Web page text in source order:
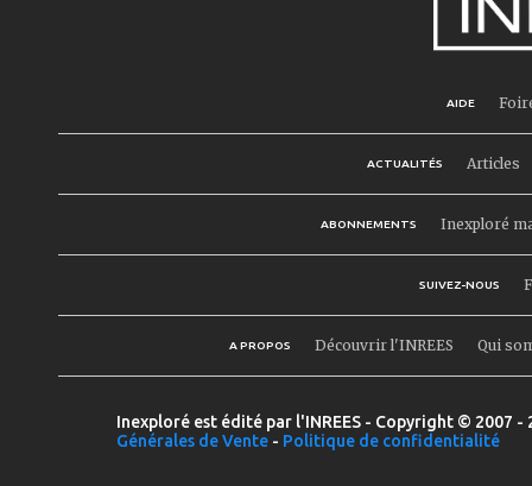
AIDE
ACTUALITÉS Articles
ABONNEMENTS Inexploré
SUIVEZ-NOUS
A PROPOS Découvrir l'INREES Qui
Inexploré est édité par l'INREES - Copyright © 2007
Générales de Vente - Politique de confidentialité